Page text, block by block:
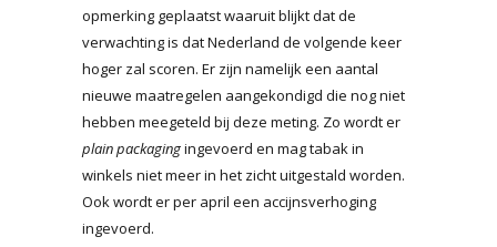
opmerking geplaatst waaruit blijkt dat de
verwachting is dat Nederland de volgende keer
hoger zal scoren. Er zijn namelijk een aantal
nieuwe maatregelen aangekondigd die nog niet
hebben meegeteld bij deze meting. Zo wordt er
plain packagingingevoerd en mag tabak in
winkels niet meer in het zicht uitgestald worden.
Ook wordt er per april een accijnsverhoging
ingevoerd.